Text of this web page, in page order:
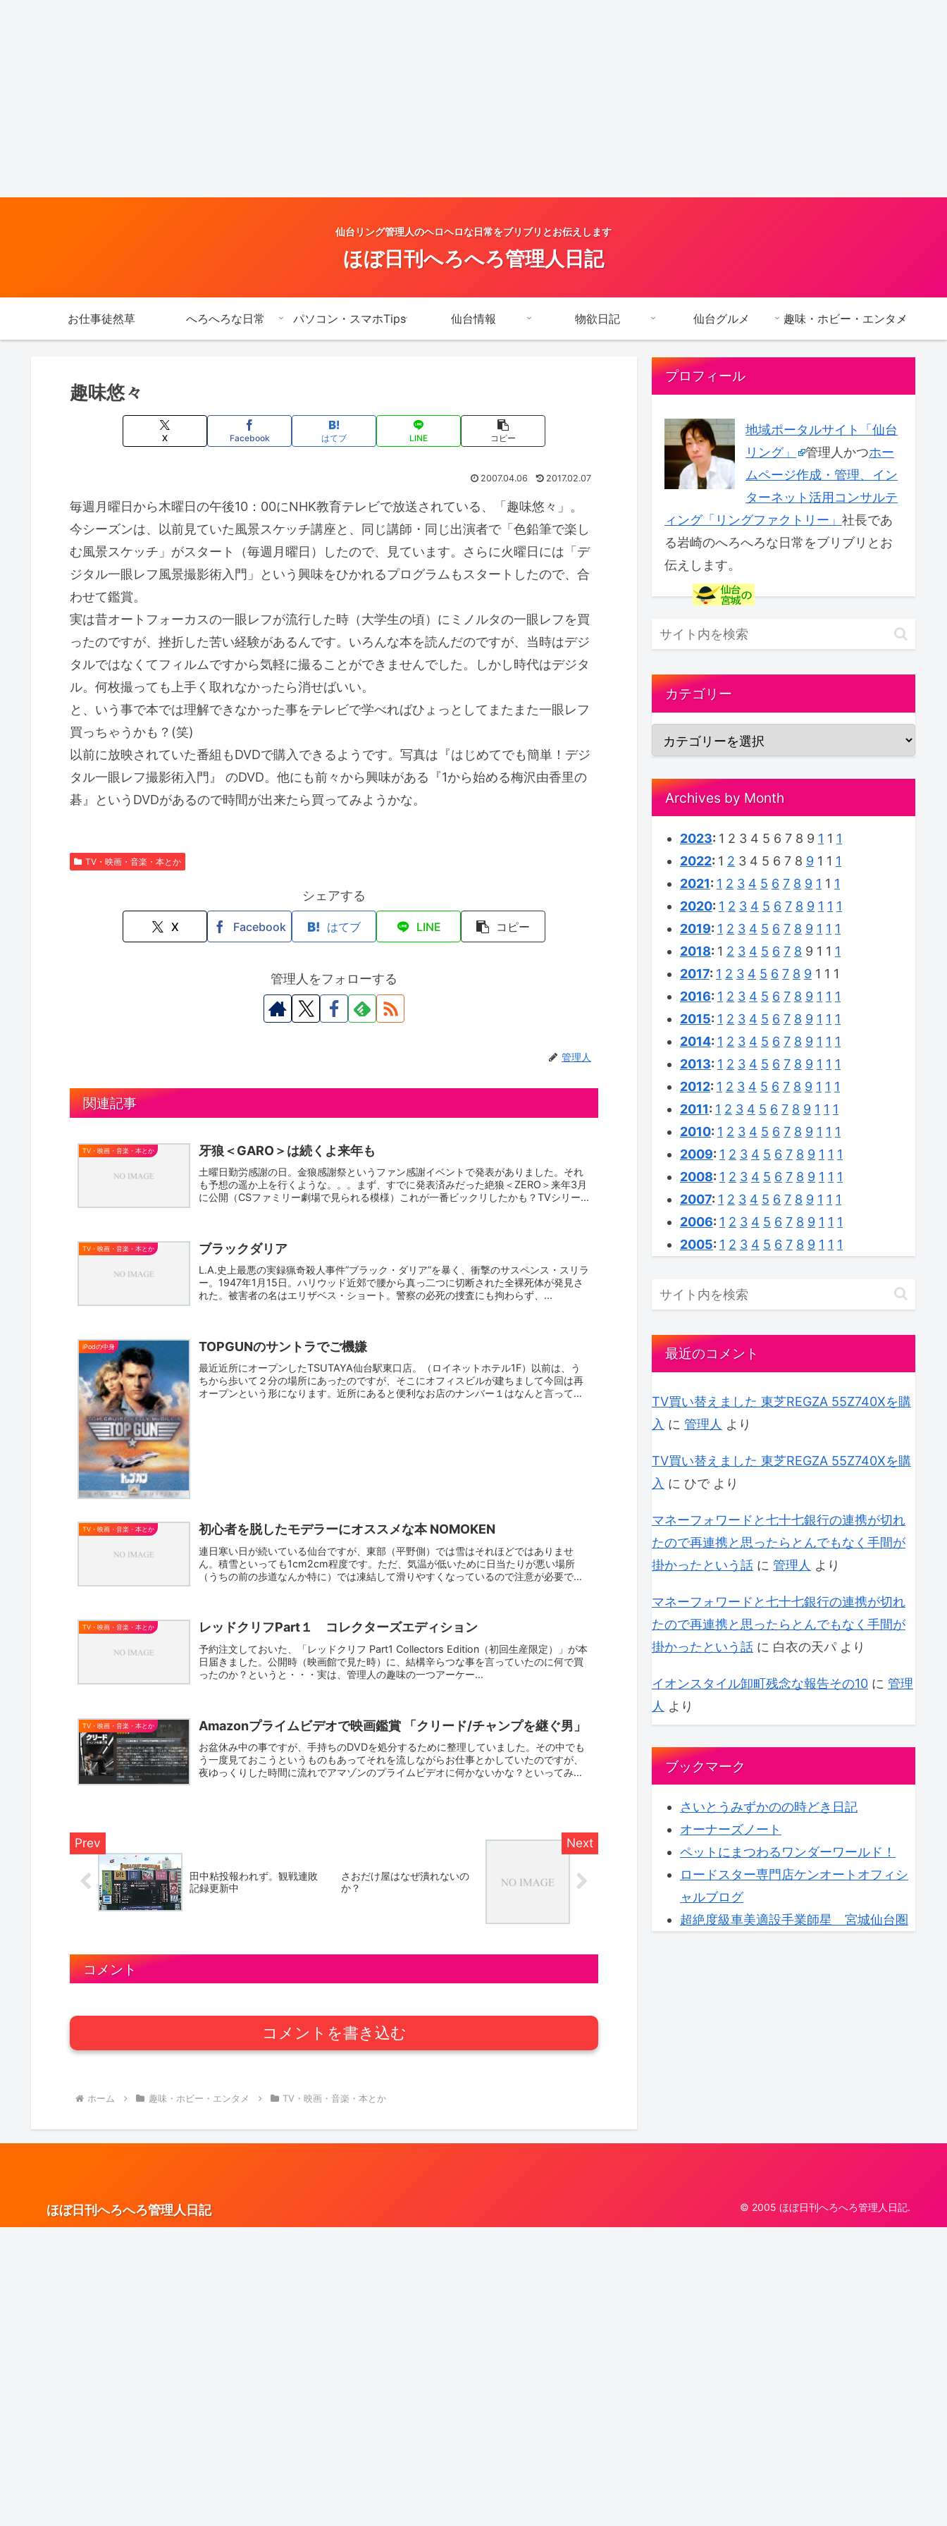
仙台リング管理人のヘロヘロな日常をブリブリとお伝えします
ほぼ日刊へろへろ管理人日記
お仕事徒然草 へろへろな日常 パソコン・スマホTips 仙台情報 物欲日記 仙台グルメ 趣味・ホビー・エンタメ
趣味悠々
X Facebook はてブ LINE コピー
2007.04.06 2017.02.07
毎週月曜日から木曜日の午後10：00にNHK教育テレビで放送されている、「趣味悠々」。
今シーズンは、以前見ていた風景スケッチ講座と、同じ講師・同じ出演者で「色鉛筆で楽し
む風景スケッチ」がスタート（毎週月曜日）したので、見ています。さらに火曜日には「デ
ジタル一眼レフ風景撮影術入門」という興味をひかれるプログラムもスタートしたので、合
わせて鑑賞。
実は昔オートフォーカスの一眼レフが流行した時（大学生の頃）にミノルタの一眼レフを買
ったのですが、挫折した苦い経験があるんです。いろんな本を読んだのですが、当時はデジ
タルではなくてフィルムですから気軽に撮ることができませんでした。しかし時代はデジタ
ル。何枚撮っても上手く取れなかったら消せばいい。
と、いう事で本では理解できなかった事をテレビで学べればひょっとしてまたまた一眼レフ
買っちゃうかも？(笑)
以前に放映されていた番組もDVDで購入できるようです。写真は『はじめてでも簡単！デジ
タル一眼レフ撮影術入門』 のDVD。他にも前々から興味がある『1から始める梅沢由香里の
碁』というDVDがあるので時間が出来たら買ってみようかな。
TV・映画・音楽・本とか
シェアする
X Facebook はてブ LINE コピー
管理人をフォローする
管理人
関連記事
TV・映画・音楽・本とか 牙狼＜GARO＞は続くよ来年も
土曜日勤労感謝の日。金狼感謝祭というファン感謝イベントで発表がありました。それ
も予想の遥か上を行くような。。。まず、すでに発表済みだった絶狼＜ZERO＞来年3月
に公開（CSファミリー劇場で見られる模様）これが一番ビックリしたかも？TVシリー...
TV・映画・音楽・本とか ブラックダリア
L.A.史上最悪の実録猟奇殺人事件”ブラック・ダリア”を暴く、衝撃のサスペンス・スリラ
ー。1947年1月15日。ハリウッド近郊で腰から真っ二つに切断された全裸死体が発見さ
れた。被害者の名はエリザベス・ショート。警察の必死の捜査にも拘わらず、...
iPodの中身 TOPGUNのサントラでご機嫌
最近近所にオープンしたTSUTAYA仙台駅東口店。（ロイネットホテル1F）以前は、う
ちから歩いて２分の場所にあったのですが、そこにオフィスビルが建ちまして今回は再
オープンという形になります。近所にあると便利なお店のナンバー１はなんと言って
TV・映画・音楽・本とか 初心者を脱したモデラーにオススメな本 NOMOKEN
連日寒い日が続いている仙台ですが、東部（平野側）では雪はそれほどではありませ
ん。積雪といっても1cm2cm程度です。ただ、気温が低いために日当たりが悪い場所
（うちの前の歩道なんか特に）では凍結して滑りやすくなっているので注意が必要で
TV・映画・音楽・本とか レッドクリフPart１ コレクターズエディション
予約注文しておいた、「レッドクリフ Part1 Collectors Edition（初回生産限定）」が本
日届きました。公開時（映画館で見た時）に、結構辛らつな事を言っていたのに何で買
ったのか？というと・・・実は、管理人の趣味の一つアーケー...
TV・映画・音楽・本とか Amazonプライムビデオで映画鑑賞 「クリード/チャンプを継ぐ男」
お盆休み中の事ですが、手持ちのDVDを処分するために整理していました。その中でも
う一度見ておこうというものもあってそれを流しながらお仕事とかしていたのですが、
夜ゆっくりした時間に流れでアマゾンのプライムビデオに何かないかな？といってみた
田中粘投報われず。観戦連敗
記録更新中
さおだけ屋はなぜ潰れないの
か？
コメント
コメントを書き込む
ホーム 趣味・ホビー・エンタメ TV・映画・音楽・本とか
プロフィール
地域ポータルサイト「仙台
リング」
管理人かつホー
ムページ作成・管理、イン
ターネット活用コンサルテ
ィング「リングファクトリー」 社長であ
る岩崎のへろへろな日常をブリブリとお
伝えします。
カテゴリー
Archives by Month
2023: 1 2 3 4 5 6 7 8 9 1 1 1
2022: 1 2 3 4 5 6 7 8 9 1 1 1
2021: 1 2 3 4 5 6 7 8 9 1 1 1
2020: 1 2 3 4 5 6 7 8 9 1 1 1
2019: 1 2 3 4 5 6 7 8 9 1 1 1
2018: 1 2 3 4 5 6 7 8 9 1 1 1
2017: 1 2 3 4 5 6 7 8 9 1 1 1
2016: 1 2 3 4 5 6 7 8 9 1 1 1
2015: 1 2 3 4 5 6 7 8 9 1 1 1
2014: 1 2 3 4 5 6 7 8 9 1 1 1
2013: 1 2 3 4 5 6 7 8 9 1 1 1
2012: 1 2 3 4 5 6 7 8 9 1 1 1
2011: 1 2 3 4 5 6 7 8 9 1 1 1
2010: 1 2 3 4 5 6 7 8 9 1 1 1
2009: 1 2 3 4 5 6 7 8 9 1 1 1
2008: 1 2 3 4 5 6 7 8 9 1 1 1
2007: 1 2 3 4 5 6 7 8 9 1 1 1
2006: 1 2 3 4 5 6 7 8 9 1 1 1
2005: 1 2 3 4 5 6 7 8 9 1 1 1
最近のコメント
TV買い替えました 東芝REGZA 55Z740Xを購
入 に 管理人 より
TV買い替えました 東芝REGZA 55Z740Xを購
入 に ひでより
マネーフォワードと七十七銀行の連携が切れ
たので再連携と思ったらとんでもなく手間が
掛かったという話 に 管理人 より
マネーフォワードと七十七銀行の連携が切れ
たので再連携と思ったらとんでもなく手間が
掛かったという話 に 白衣の天パより
イオンスタイル卸町残念な報告その10 に 管理
人 より
ブックマーク
さいとうみずかのの時どき日記
オーナーズノート
ペットにまつわるワンダーワールド！
ロードスター専門店ケンオートオフィシ
ャルブログ
超絶度級車美適設手業師星 宮城仙台圏
ほぼ日刊へろへろ管理人日記 © 2005 ほぼ日刊へろへろ管理人日記.